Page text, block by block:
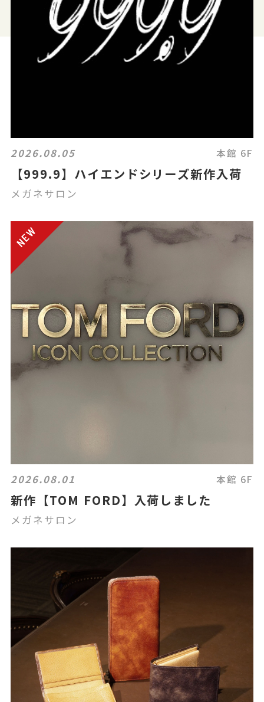
2026.08.05 本館 6F
【999.9】ハイエンドシリーズ新作入荷
メガネサロン
2026.08.01 本館 6F
新作【TOM FORD】入荷しました
メガネサロン